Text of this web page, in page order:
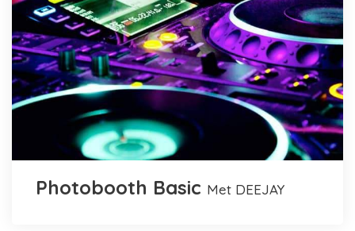
Photobooth Basic met DEEJAY